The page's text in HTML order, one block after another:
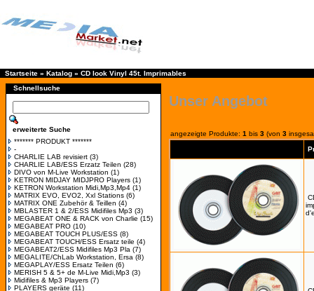
Startseite » Katalog » CD look Vinyl 45t. Imprimables
Schnellsuche
erweiterte Suche
******* PRODUKT *******
-
CHARLIE LAB revisiert (3)
CHARLIE LAB/ESS Erzatz Teilen (28)
DIVO von M-Live Workstation (1)
KETRON MIDJAY MIDJPRO Players (1)
KETRON Workstation Midi,Mp3,Mp4 (1)
MATRIX EVO, EVO2, Xxl Stations (6)
MATRIX ONE Zubehör & Teillen (4)
MBLASTER 1 & 2/ESS Midifiles Mp3 (3)
MEGABEAT ONE & RACK von Charlie (15)
MEGABEAT PRO (10)
MEGABEAT TOUCH PLUS/ESS (8)
MEGABEAT TOUCH/ESS Ersatz teile (4)
MEGABEAT2/ESS Midifiles Mp3 Pla (7)
MEGALITE/ChLab Workstation, Ersa (8)
MEGAPLAY/ESS Ersatz Teilen (6)
MERISH 5 & 5+ de M-Live Midi,Mp3 (3)
Midifiles & Mp3 Players (7)
PLAYERS geräte (11)
Unser Angebot
angezeigte Produkte: 1 bis 3 (von 3